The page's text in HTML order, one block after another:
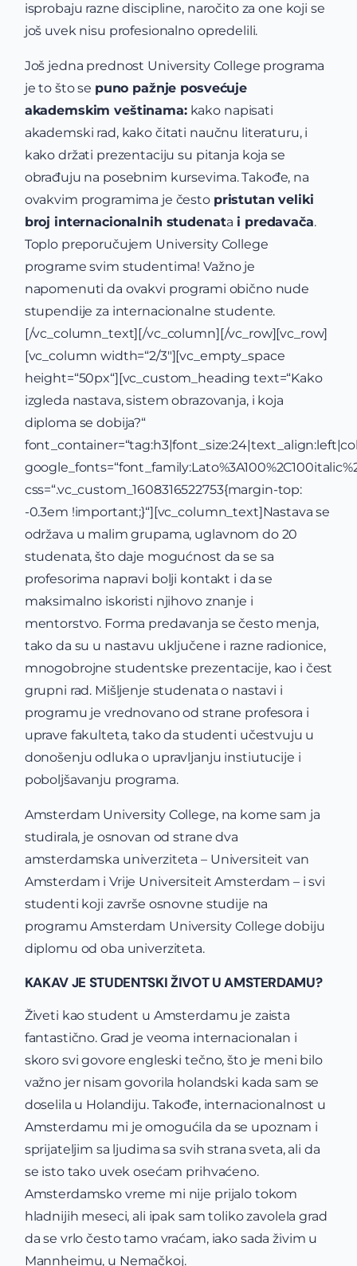
isprobaju razne discipline, naročito za one koji se
još uvek nisu profesionalno opredelili.
Još jedna prednost University College programa
je to što se puno pažnje posvećuje
akademskim veštinama:kako napisati
akademski rad, kako čitati naučnu literaturu, i
kako držati prezentaciju su pitanja koja se
obrađuju na posebnim kursevima. Takođe, na
ovakvim programima je često pristutan veliki
broj internacionalnih studenata i predavača.
Toplo preporučujem University College
programe svim studentima! Važno je
napomenuti da ovakvi programi obično nude
stupendije za internacionalne studente.
[/vc_column_text][/vc_column][/vc_row][vc_row]
[vc_column width=“2/3″][vc_empty_space
height=“50px“][vc_custom_heading text=“Kako
izgleda nastava, sistem obrazovanja, i koja
diploma se dobija?“
css=“.vc_custom_1608316522753{margin-top:
-0.3em !important;}“][vc_column_text]Nastava se
održava u malim grupama, uglavnom do 20
studenata, što daje mogućnost da se sa
profesorima napravi bolji kontakt i da se
maksimalno iskoristi njihovo znanje i
mentorstvo. Forma predavanja se često menja,
tako da su u nastavu uključene i razne radionice,
mnogobrojne studentske prezentacije, kao i čest
grupni rad. Mišljenje studenata o nastavi i
programu je vrednovano od strane profesora i
uprave fakulteta, tako da studenti učestvuju u
donošenju odluka o upravljanju instiutucije i
poboljšavanju programa.
Amsterdam University College, na kome sam ja
studirala, je osnovan od strane dva
amsterdamska univerziteta – Universiteit van
Amsterdam i Vrije Universiteit Amsterdam – i svi
studenti koji završe osnovne studije na
programu Amsterdam University College dobiju
diplomu od oba univerziteta.
KAKAV JE STUDENTSKI ŽIVOT U AMSTERDAMU?
Živeti kao student u Amsterdamu je zaista
fantastično. Grad je veoma internacionalan i
skoro svi govore engleski tečno, što je meni bilo
važno jer nisam govorila holandski kada sam se
doselila u Holandiju. Takođe, internacionalnost u
Amsterdamu mi je omogućila da se upoznam i
sprijateljim sa ljudima sa svih strana sveta, ali da
se isto tako uvek osećam prihvaćeno.
Amsterdamsko vreme mi nije prijalo tokom
hladnijih meseci, ali ipak sam toliko zavolela grad
da se vrlo često tamo vraćam, iako sada živim u
Mannheimu, u Nemačkoj.